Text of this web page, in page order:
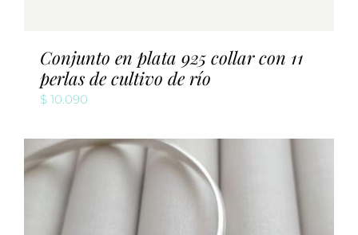
Conjunto en plata 925 collar con 11
perlas de cultivo de río
$ 10.090